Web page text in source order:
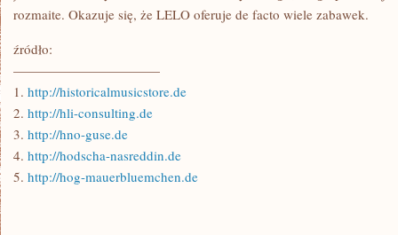
rozmaite. Okazuje się, że LELO oferuje de facto wiele zabawek.
źródło:
———————————
1. http://historicalmusicstore.de
2. http://hli-consulting.de
3. http://hno-guse.de
4. http://hodscha-nasreddin.de
5. http://hog-mauerbluemchen.de